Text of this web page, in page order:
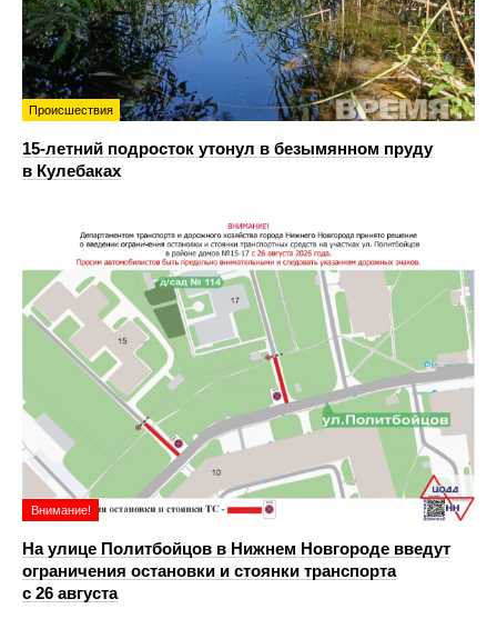
Происшествия
15-летний подросток утонул в безымянном пруду
в Кулебаках
Внимание!
На улице Политбойцов в Нижнем Новгороде введут
ограничения остановки и стоянки транспорта
с 26 августа